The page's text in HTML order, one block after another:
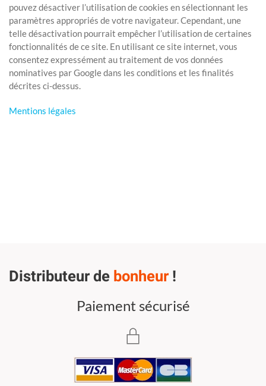
pouvez désactiver l’utilisation de cookies en sélectionnant les
paramètres appropriés de votre navigateur. Cependant, une
telle désactivation pourrait empêcher l’utilisation de certaines
fonctionnalités de ce site. En utilisant ce site internet, vous
consentez expressément au traitement de vos données
nominatives par Google dans les conditions et les finalités
décrites ci-dessus.
Mentions légales
Distributeur debonheur!
Paiement sécurisé